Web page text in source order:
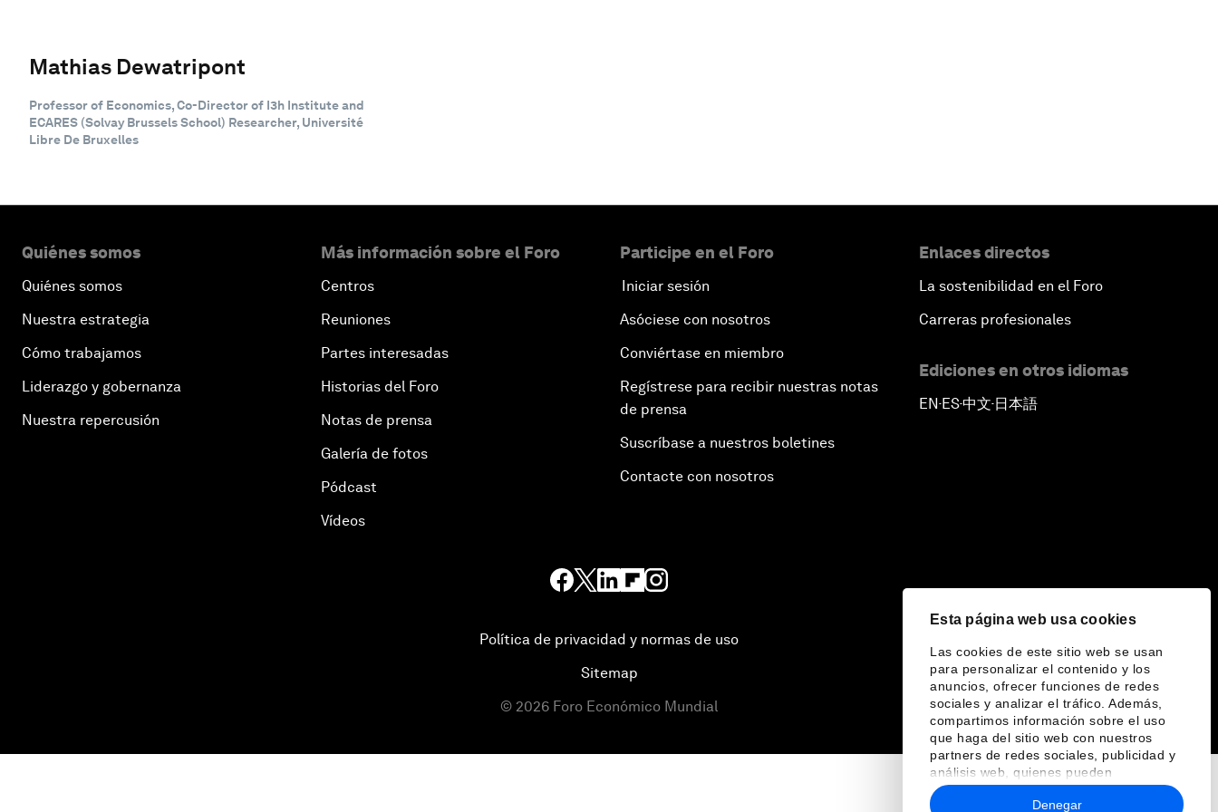
Esta página web usa cookies
Las cookies de este sitio web se usan
para personalizar el contenido y los
anuncios, ofrecer funciones de redes
sociales y analizar el tráfico. Además,
compartimos información sobre el uso
que haga del sitio web con nuestros
partners de redes sociales, publicidad y
análisis web, quienes pueden
combinarla con otra información que les
haya proporcionado o que hayan
Denegar
Mathias Dewatripont
Professor of Economics, Co-Director of I3h Institute and
ECARES (Solvay Brussels School) Researcher, Université
Libre De Bruxelles
Quiénes somos
Quiénes somos
Nuestra estrategia
Cómo trabajamos
Liderazgo y gobernanza
Nuestra repercusión
Más información sobre el Foro
Centros
Reuniones
Partes interesadas
Historias del Foro
Notas de prensa
Galería de fotos
Pódcast
Vídeos
Participe en el Foro
Iniciar sesión
Asóciese con nosotros
Conviértase en miembro
Regístrese para recibir nuestras notas
de prensa
Suscríbase a nuestros boletines
Contacte con nosotros
Enlaces directos
La sostenibilidad en el Foro
Carreras profesionales
Ediciones en otros idiomas
EN▪ES▪中文▪ 日本語
Política de privacidad y normas de uso
Sitemap
© 2026 Foro Económico Mundial